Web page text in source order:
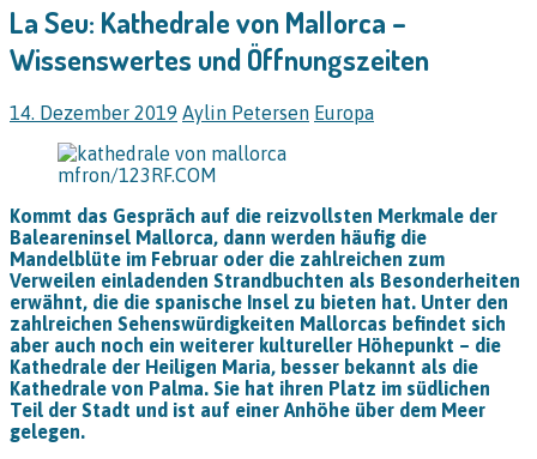
La Seu: Kathedrale von Mallorca –
Wissenswertes und Öffnungszeiten
14. Dezember 2019 Aylin Petersen Europa
mfron/123RF.COM
Kommt das Gespräch auf die reizvollsten Merkmale der
Baleareninsel Mallorca, dann werden häufig die
Mandelblüte im Februar oder die zahlreichen zum
Verweilen einladenden Strandbuchten als Besonderheiten
erwähnt, die die spanische Insel zu bieten hat. Unter den
zahlreichen Sehenswürdigkeiten Mallorcas befindet sich
aber auch noch ein weiterer kultureller Höhepunkt – die
Kathedrale der Heiligen Maria, besser bekannt als die
Kathedrale von Palma. Sie hat ihren Platz im südlichen
Teil der Stadt und ist auf einer Anhöhe über dem Meer
gelegen.